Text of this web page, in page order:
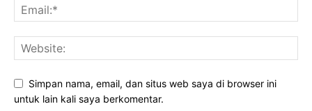
Simpan nama, email, dan situs web saya di browser ini
untuk lain kali saya berkomentar.